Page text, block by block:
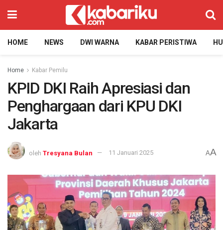
HOME NEWS DWI WARNA KABAR PERISTIWA
Home Kabar Pemilu
KPID DKI Raih Apresiasi dan
Penghargaan dari KPU DKI
Jakarta
oleh Tresyana Bulan 11 Januari 2025 AA